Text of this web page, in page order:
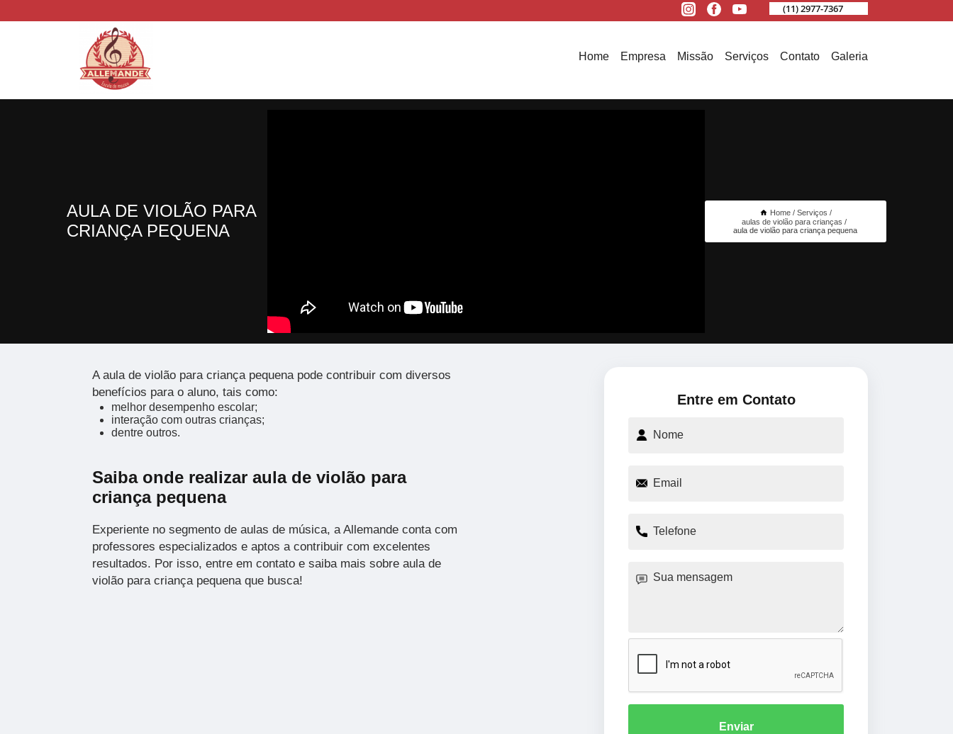
(11) 2977-7367
Home Empresa Missão Serviços Contato Galeria
AULA DE VIOLÃO PARA
CRIANÇA PEQUENA
Home
Serviços
aulas de violão para crianças
aula de violão para criança pequena
A aula de violão para criança pequena pode contribuir com diversos
benefícios para o aluno, tais como:
melhor desempenho escolar;
interação com outras crianças;
dentre outros.
Saiba onde realizar aula de violão para
criança pequena
Experiente no segmento de aulas de música, a Allemande conta com
professores especializados e aptos a contribuir com excelentes
resultados. Por isso, entre em contato e saiba mais sobre aula de
violão para criança pequena que busca!
Entre em Contato
Enviar